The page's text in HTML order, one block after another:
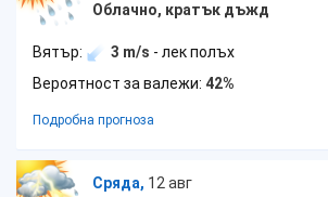
Облачно, кратък дъжд
Вятър: 3 m/s - лек полъх
Вероятност за валежи: 42%
Подробна прогноза
Сряда, 12 авг